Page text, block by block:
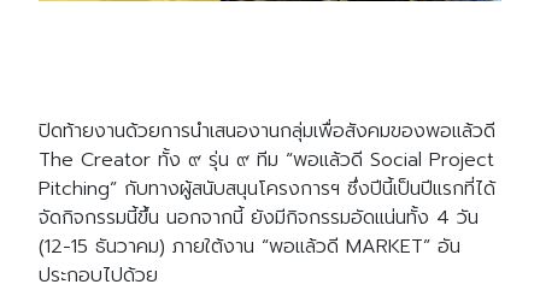
ปิดท้ายงานด้วยการนำเสนองานกลุ่มเพื่อสังคมของพอแล้วดี
The Creator ทั้ง ๙ รุ่น ๙ ทีม “พอแล้วดี Social Project
Pitching” กับทางผู้สนับสนุนโครงการฯ ซึ่งปีนี้เป็นปีแรกที่ได้
จัดกิจกรรมนี้ขึ้น นอกจากนี้ ยังมีกิจกรรมอัดแน่นทั้ง 4 วัน
(12-15 ธันวาคม) ภายใต้งาน “พอแล้วดี MARKET” อัน
ประกอบไปด้วย